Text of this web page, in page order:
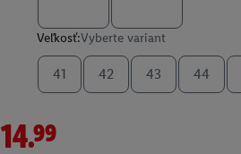
Veľkosť:Vyberte variant
41 42 43 44
14.99